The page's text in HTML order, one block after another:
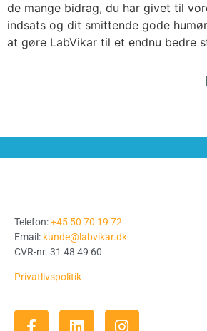
de mange bidrag, du har givet til
indsats og dit smittende gode
at gøre LabVikar til et endnu bedre
Telefon:+45 50 70 19 72
Email: kunde@labvikar.dk
CVR-nr. 31 48 49 60
Privatlivspolitik